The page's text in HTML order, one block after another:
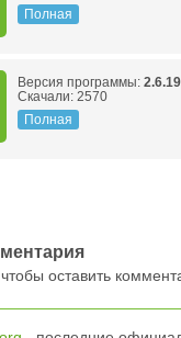
Полная
Версия программы: 2.6.19
Скачали: 2570
Полная
оставить